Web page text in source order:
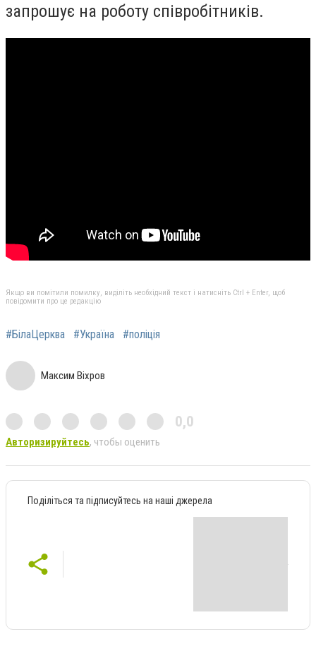
запрошує на роботу співробітників.
Якщо ви помітили помилку, виділіть необхідний текст і натисніть Ctrl + Enter, щоб
повідомити про це редакцію
#БілаЦерква #Україна #поліція
Максим Віхров
0,0
Авторизируйтесь, чтобы оценить
Поділіться та підписуйтесь на наші джерела